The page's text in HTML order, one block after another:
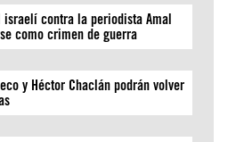
israelí contra la periodista Amal
como crimen de guerra
y Héctor Chaclán podrán volver